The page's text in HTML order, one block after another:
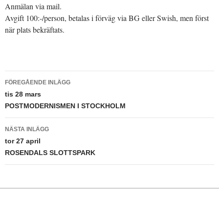
Anmälan via mail.
Avgift 100:-/person, betalas i förväg via BG eller Swish, men först
när plats bekräftats.
Inläggsnavigering
FÖREGÅENDE INLÄGG
tis 28 mars
POSTMODERNISMEN I STOCKHOLM
NÄSTA INLÄGG
tor 27 april
ROSENDALS SLOTTSPARK